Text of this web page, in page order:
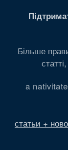
Більше
статті,
a
статьи +